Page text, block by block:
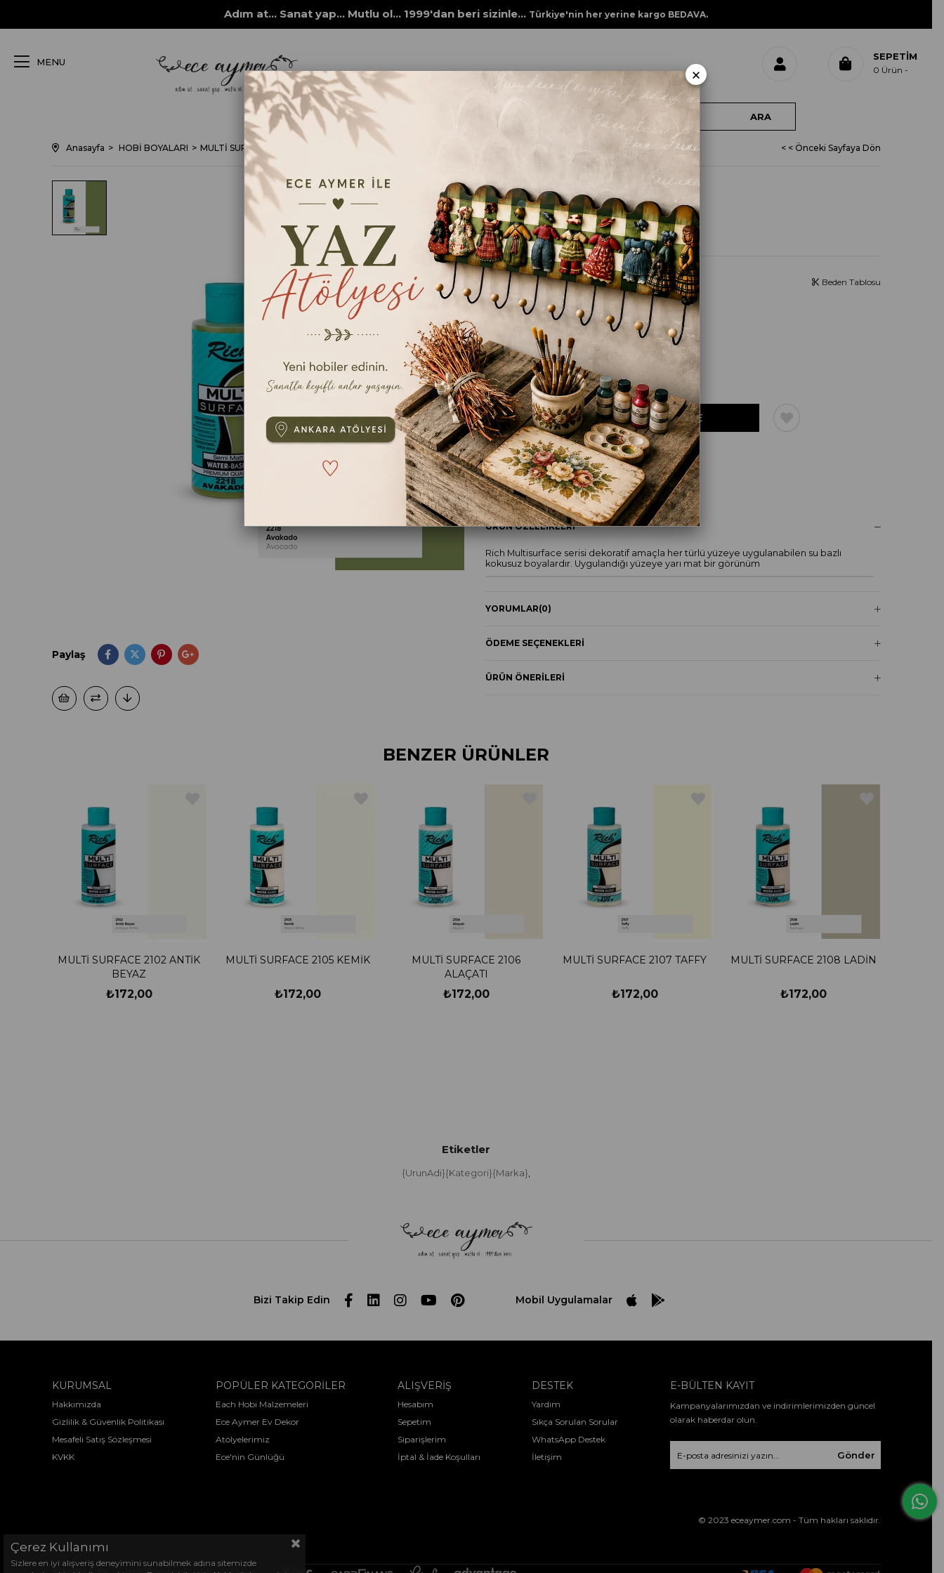
Adım at... Sanat yap... Mutlu ol... 1999'dan beri sizinle... Türkiye'nin her yerine kargo BEDAVA.
MENU SEPETIM
0 Ürün
Anasayfa HOBİ BOYALARI MULTİ SURFACE her yüzey boyaları MULTİ SURFACE 2218 AVAKADO < < Önceki Sayfaya Dön
Paylaş
MULTİ SURFACE 2218 AVAKADO
₺172,00
Renk
AVAKADO
Beden Tablosu
Ölçü
120cc
TAVSIYE ET YORUM YAZ
ÜRÜN ÖZELLIKLERI
Rich Multisurface serisi dekoratif amaçla her türlü yüzeye uygulanabilen su bazlı
kokusuz boyalardır. Uygulandığı yüzeye yarı mat bir görünüm
YORUMLAR(0)
ÖDEME SEÇENEKLERI
ÜRÜN ÖNERILERI
BENZER ÜRÜNLER
MULTİ SURFACE 2102 ANTİK
BEYAZ
₺172,00
MULTİ SURFACE 2105 KEMİK
₺172,00
MULTİ SURFACE 2106
ALAÇATI
₺172,00
MULTİ SURFACE 2107 TAFFY
₺172,00
MULTİ SURFACE 2108 LADİN
₺172,00
Etiketler
{UrunAdi}{Kategori}{Marka},
Bizi Takip Edin Mobil Uygulamalar
KURUMSAL
Hakkımızda
Gizlilik & Güvenlik Politikası
Mesafeli Satış Sözleşmesi
KVKK
POPÜLER KATEGORİLER
Each Hobi Malzemeleri
Ece Aymer Ev Dekor
Atölyelerimiz
Ece'nin Günlüğü
ALIŞVERİŞ
Hesabım
Sepetim
Siparişlerim
İptal & İade Koşulları
DESTEK
Yardım
Sıkça Sorulan Sorular
WhatsApp Destek
İletişim
E-BÜLTEN KAYIT
Kampanyalarımızdan ve indirimlerimizden güncel
olarak haberdar olun.
Gönder
© 2023 eceaymer.com - Tüm hakları saklıdır.
Çerez Kullanımı
Sizlere en iyi alışveriş deneyimini sunabilmek adına sitemizde
×